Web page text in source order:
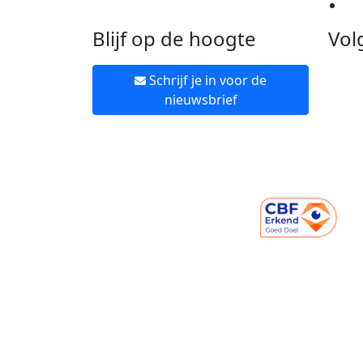
Blijf op de hoogte
Schrijf je in voor de
nieuwsbrief